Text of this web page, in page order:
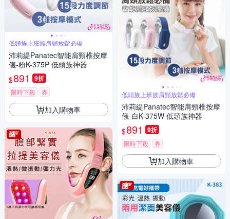
低頭族上班族肩頸放鬆必備
沛莉緹Panatec智能肩頸椎按摩
儀-粉K-375P 低頭族神器
$891 9折
限時下殺 券
加入購物車
低頭族上班族肩頸放鬆必備
沛莉緹Panatec智能肩頸椎按摩
儀-白K-375W 低頭族神器
$891 9折
限時下殺 券
加入購物車